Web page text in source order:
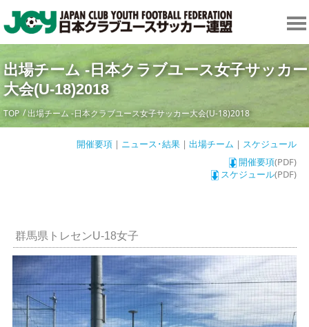
出場チーム -日本クラブユース女子サッカー
大会(U-18)2018
TOP 出場チーム -日本クラブユース女子サッカー大会(U-18)2018
開催要項| ニュース･結果| 出場チーム | スケジュール
開催要項(PDF)
スケジュール(PDF)
群馬県トレセンU-18女子